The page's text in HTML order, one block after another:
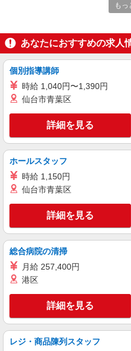
ライフポンテポルタ千住店（店舗
ライフポ
キープ
ライフ竹の塚店（店舗コード650）
惣菜
ライフ竹
キープ
アルバイト
ライフ江北駅前店（店舗コード
ライフ江
31-20
キープ
もっ
あなたにおすすめの求人
個別指導講師
時給 1,040円〜1,390円
仙台市青葉区
詳細を見る
ホールスタッフ
時給 1,150円
仙台市青葉区
詳細を見る
総合病院の清掃
月給 257,400円
港区
詳細を見る
レジ・商品陳列スタッフ